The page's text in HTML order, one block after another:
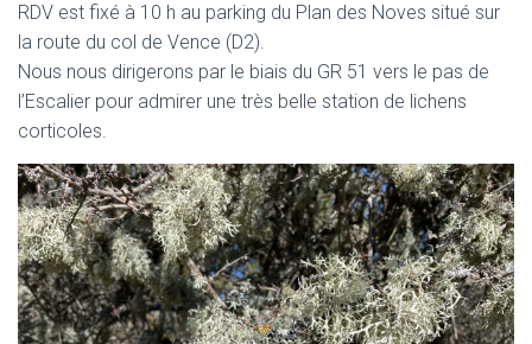
RDV est fixé à 10 h au parking du Plan des Noves situé sur
la route du col de Vence (D2).
Nous nous dirigerons par le biais du GR 51 vers le pas de
l’Escalier pour admirer une très belle station de lichens
corticoles.